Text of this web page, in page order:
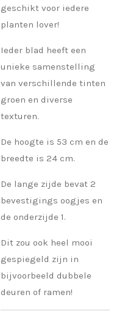
geschikt voor iedere
planten lover!
Ieder blad heeft een
unieke samenstelling
van verschillende tinten
groen en diverse
texturen.
De hoogte is 53 cm en de
breedte is 24 cm.
De lange zijde bevat 2
bevestigings oogjes en
de onderzijde 1.
Dit zou ook heel mooi
gespiegeld zijn in
bijvoorbeeld dubbele
deuren of ramen!